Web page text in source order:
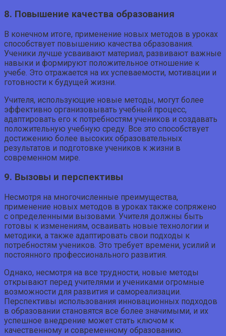
8. Повышение качества образования
В конечном итоге, применение новых методов в уроках
способствует повышению качества образования.
Ученики лучше усваивают материал, развивают важные
навыки и формируют положительное отношение к
учебе. Это отражается на их успеваемости, мотивации и
готовности к будущей жизни.
Учителя, использующие новые методы, могут более
эффективно организовывать учебный процесс,
адаптировать его к потребностям учеников и создавать
положительную учебную среду. Все это способствует
достижению более высоких образовательных
результатов и подготовке учеников к жизни в
современном мире.
9. Вызовы и перспективы
Несмотря на многочисленные преимущества,
применение новых методов в уроках также сопряжено
с определенными вызовами. Учителя должны быть
готовы к изменениям, осваивать новые технологии и
методики, а также адаптировать свои подходы к
потребностям учеников. Это требует времени, усилий и
постоянного профессионального развития.
Однако, несмотря на все трудности, новые методы
открывают перед учителями и учениками огромные
возможности для развития и самореализации.
Перспективы использования инновационных подходов
в образовании становятся все более значимыми, и их
успешное внедрение может стать ключом к
качественному и современному образованию.